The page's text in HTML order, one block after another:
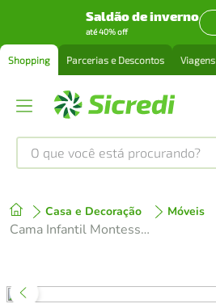
Saldão de inverno
até 40% off
Shopping Parcerias e Descontos Viagens
O que você está procurando?
Casa e Decoração Móveis
Cama Infantil Montessoriana com Gavetas Branco com Azul
1 º tenis